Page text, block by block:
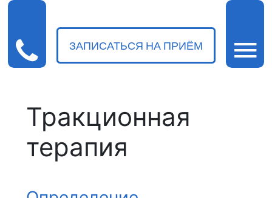
ЗАПИСАТЬСЯ НА ПРИЁМ
Тракционная
терапия